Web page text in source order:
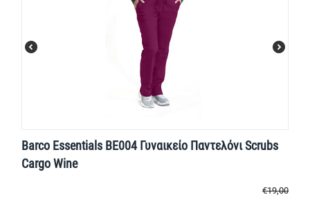
Barco Essentials BE004 Γυναικείο Παντελόνι Scrubs
Cargo Wine
€19,00